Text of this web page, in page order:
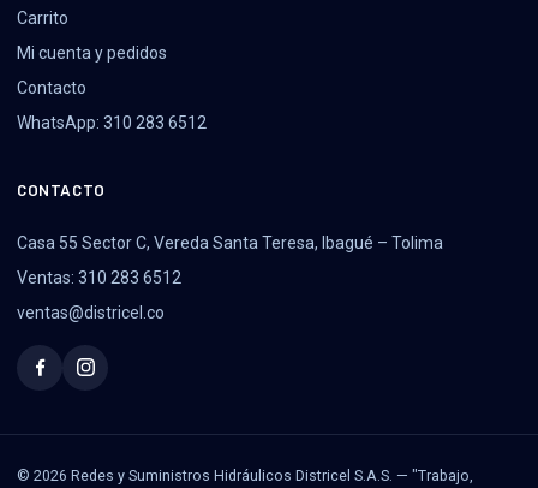
Carrito
Mi cuenta y pedidos
Contacto
WhatsApp: 310 283 6512
CONTACTO
Casa 55 Sector C, Vereda Santa Teresa, Ibagué – Tolima
Ventas: 310 283 6512
ventas@districel.co
© 2026 Redes y Suministros Hidráulicos Districel S.A.S. — "Trabajo,